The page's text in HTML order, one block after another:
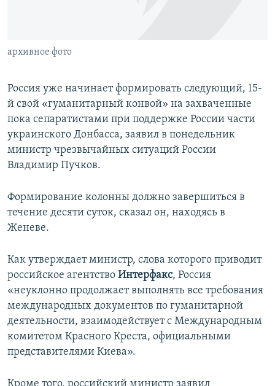
ELIFBE
Все сайты RFE/RL
архивное фото
Россия уже начинает формировать следующий, 15-
й свой «гуманитарный конвой» на захваченные
пока сепаратистами при поддержке России части
украинского Донбасса, заявил в понедельник
министр чрезвычайных ситуаций России
Владимир Пучков.
Формирование колонны должно завершиться в
течение десяти суток, сказал он, находясь в
Женеве.
Как утверждает министр, слова которого приводит
российское агентство Интерфакс, Россия
«неуклонно продолжает выполнять все требования
международных документов по гуманитарной
деятельности, взаимодействует с Международным
комитетом Красного Креста, официальными
представителями Киева».